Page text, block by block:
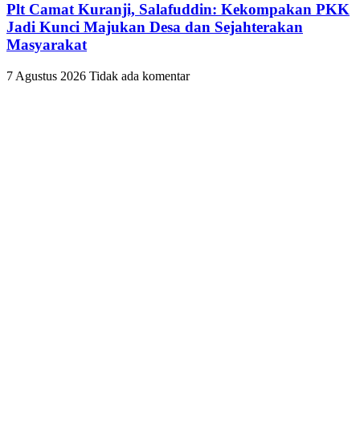
Plt Camat Kuranji, Salafuddin: Kekompakan PKK
Jadi Kunci Majukan Desa dan Sejahterakan
Masyarakat
7 Agustus 2026 Tidak ada komentar